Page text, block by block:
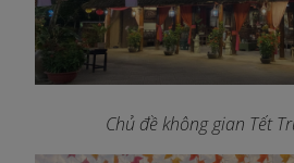
Chủ đề không gian Tết